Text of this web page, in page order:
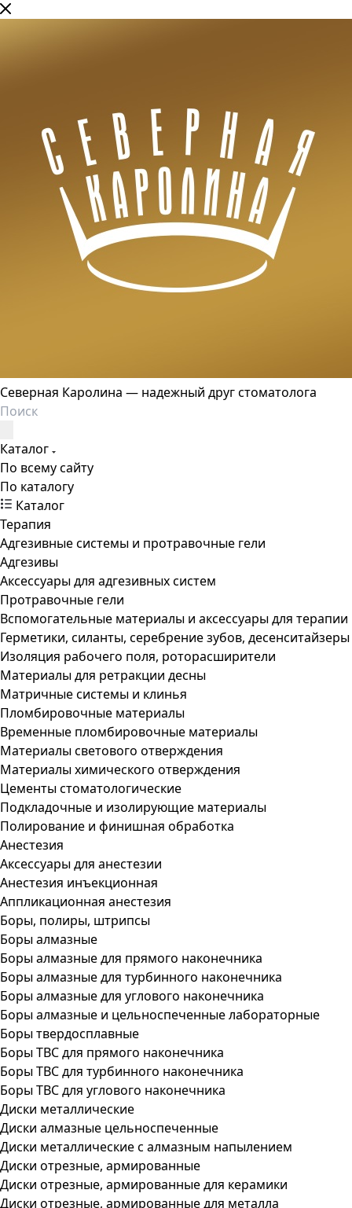
Северная Каролина — надежный друг стоматолога
Каталог
По всему сайту
По каталогу
Каталог
Терапия
Адгезивные системы и протравочные гели
Адгезивы
Аксессуары для адгезивных систем
Протравочные гели
Вспомогательные материалы и аксессуары для терапии
Герметики, силанты, серебрение зубов, десенситайзеры
Изоляция рабочего поля, роторасширители
Материалы для ретракции десны
Матричные системы и клинья
Пломбировочные материалы
Временные пломбировочные материалы
Материалы светового отверждения
Материалы химического отверждения
Цементы стоматологические
Подкладочные и изолирующие материалы
Полирование и финишная обработка
Анестезия
Аксессуары для анестезии
Анестезия инъекционная
Аппликационная анестезия
Боры, полиры, штрипсы
Боры алмазные
Боры алмазные для прямого наконечника
Боры алмазные для турбинного наконечника
Боры алмазные для углового наконечника
Боры алмазные и цельноспеченные лабораторные
Боры твердосплавные
Боры ТВС для прямого наконечника
Боры ТВС для турбинного наконечника
Боры ТВС для углового наконечника
Диски металлические
Диски алмазные цельноспеченные
Диски металлические с алмазным напылением
Диски отрезные, армированные
Диски отрезные, армированные для керамики
Диски отрезные, армированные для металла